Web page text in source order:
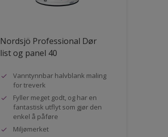
Nordsjö Professional Dør
list og panel 40
Vanntynnbar halvblank maling
for treverk
Fyller meget godt, og har en
fantastisk utflyt som gjør den
enkel å påføre
Miljømerket